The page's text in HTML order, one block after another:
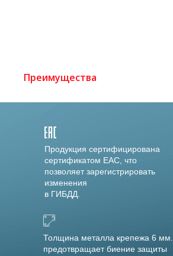
Толщина металла крепежа 6 мм.
предотвращает биение защиты
Продукция сертифицирована
сертификатом EAC, что
позволяет зарегистрировать
изменения
в ГИБДД.